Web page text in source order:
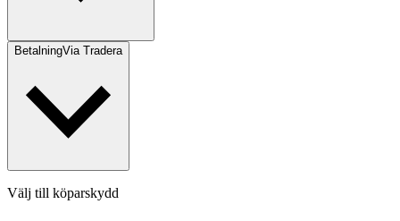
BetalningVia Tradera
Välj till köparskydd